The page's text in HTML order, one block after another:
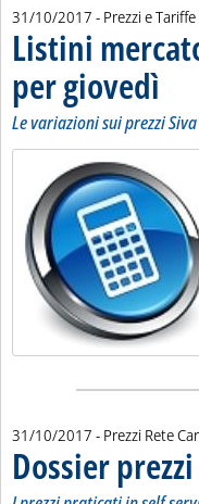
31/10/2017 - Prezzi e
Listini
per giovedì ..
Le variazioni sui prezzi
31/10/2017 - Prezzi Rete
Dossier